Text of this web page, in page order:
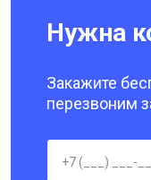
Нужна
Закажите
перезвоним